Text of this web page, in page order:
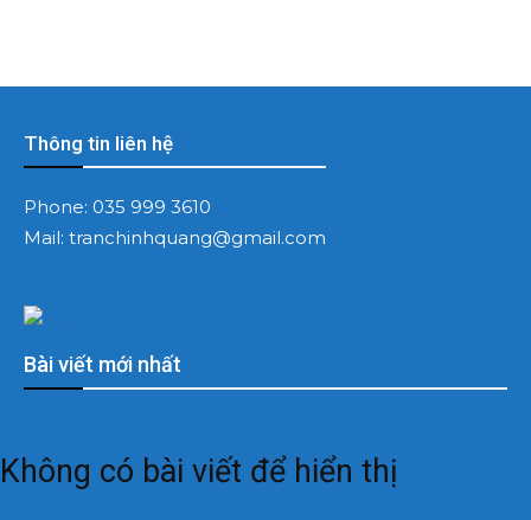
Bài viết mới nhất
Không có bài viết để hiển thị
Thông tin liên hệ
Phone: 035 999 3610
Mail: tranchinhquang@gmail.com